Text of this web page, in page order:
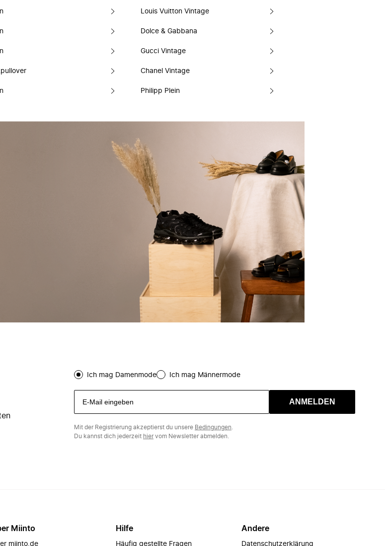
Louis Vuitton Vintage
Dolce & Gabbana
Gucci Vintage
Chanel Vintage
Philipp Plein
Ich mag Damenmode Ich mag Männermode
ANMELDEN
Mit der Registrierung akzeptierst du unsere Bedingungen
Du kannst dich jederzeit hiervom Newsletter abmelden.
Miinto
miinto.de
Hilfe
Häufig gestellte Fragen
Andere
Datenschutzerklärung